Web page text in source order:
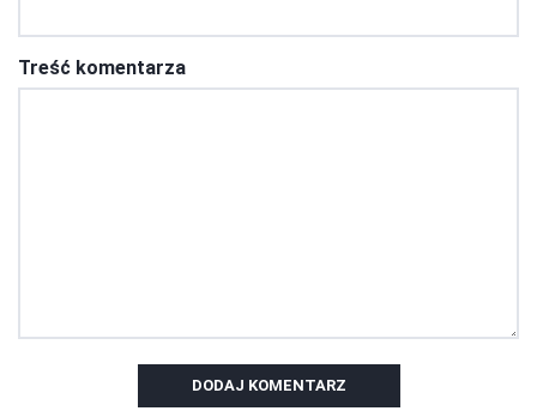
Treść komentarza
DODAJ KOMENTARZ